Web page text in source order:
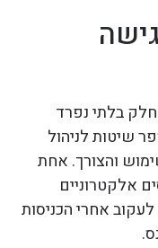
בלתי נפרד
שיטות לניהול
והצורך. אחת
אלקטרוניים
אחרי הכניסות